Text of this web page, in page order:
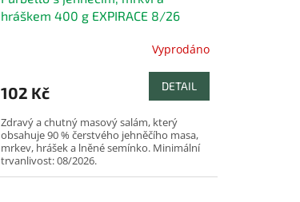
hráškem 400 g EXPIRACE 8/26
Vyprodáno
102 Kč DETAIL
Zdravý a chutný masový salám, který
obsahuje 90 % čerstvého jehněčího masa,
mrkev, hrášek a lněné semínko. Minimální
trvanlivost: 08/2026.